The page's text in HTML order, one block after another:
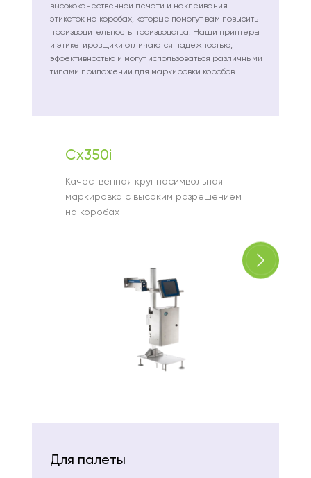
высококачественной печати и наклеивания
этикеток на коробах, которые помогут вам повысить
производительность производства. Наши принтеры
и этикетировщики отличаются надежностью,
эффективностью и могут использоваться различными
типами приложений для маркировки коробов.
Cx350i
Качественная крупносимвольная
маркировка с высоким разрешением
на коробах
Для палеты